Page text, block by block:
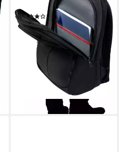
3.0, Businessrucksack
(2)
ab 67,00 € UVP 85,00 €
-21%
lieferbar - in 1-2 Werktagen bei dir